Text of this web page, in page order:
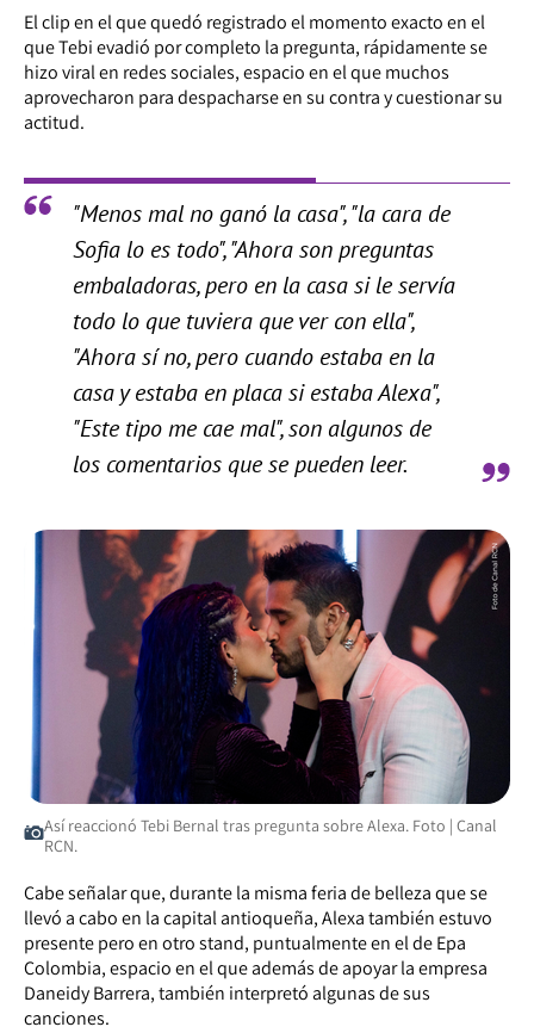
El clip en el que quedó registrado el momento exacto en el
que Tebi evadió por completo la pregunta, rápidamente se
hizo viral en redes sociales, espacio en el que muchos
aprovecharon para despacharse en su contra y cuestionar su
actitud.
"Menos mal no ganó la casa", "la cara de
Sofia lo es todo", "Ahora son preguntas
embaladoras, pero en la casa si le servía
todo lo que tuviera que ver con ella",
"Ahora sí no, pero cuando estaba en la
casa y estaba en placa si estaba Alexa",
"Este tipo me cae mal", son algunos de
los comentarios que se pueden leer.
Así reaccionó Tebi Bernal tras pregunta sobre Alexa. Foto | Canal
RCN.
Cabe señalar que, durante la misma feria de belleza que se
llevó a cabo en la capital antioqueña, Alexa también estuvo
presente pero en otro stand, puntualmente en el de Epa
Colombia, espacio en el que además de apoyar la empresa
Daneidy Barrera, también interpretó algunas de sus
canciones.